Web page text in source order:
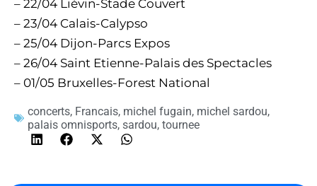
– 22/04 Lièvin-Stade Couvert
– 23/04 Calais-Calypso
– 25/04 Dijon-Parcs Expos
– 26/04 Saint Etienne-Palais des Spectacles
– 01/05 Bruxelles-Forest National
concerts, Francais, michel fugain, michel sardou,
palais omnisports, sardou, tournee